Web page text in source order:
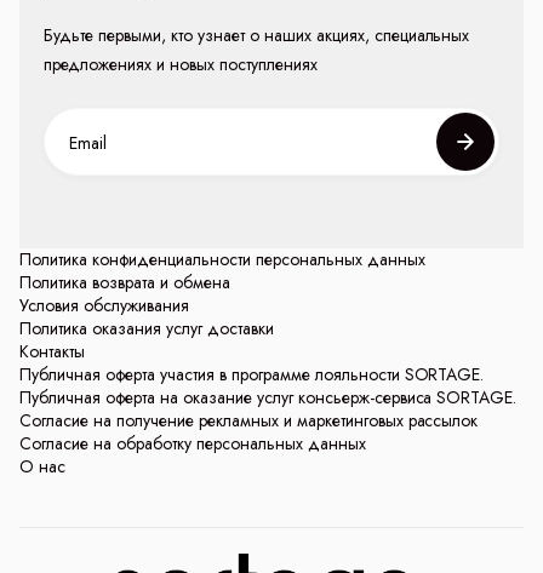
Политика конфиденциальности персональных данных
Политика возврата и обмена
Условия обслуживания
Политика оказания услуг доставки
Контакты
Публичная оферта участия в программе лояльности SORTAGE.
Публичная оферта на оказание услуг консьерж-сервиса SORTAGE.
Согласие на получение рекламных и маркетинговых рассылок
Согласие на обработку персональных данных
О нас
Будьте первыми, кто узнает о наших акциях, специальных
предложениях и новых поступлениях